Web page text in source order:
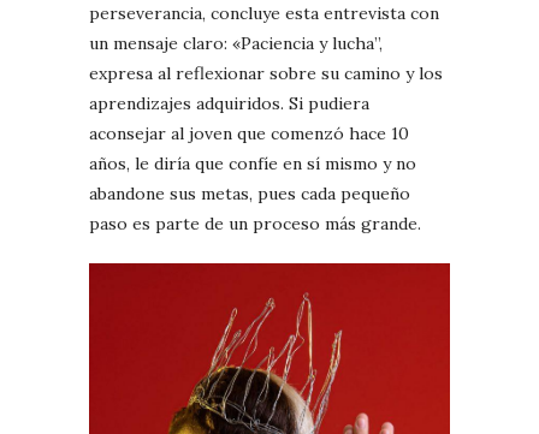
perseverancia, concluye esta entrevista con
un mensaje claro: «Paciencia y lucha”,
expresa al reflexionar sobre su camino y los
aprendizajes adquiridos. Si pudiera
aconsejar al joven que comenzó hace 10
años, le diría que confíe en sí mismo y no
abandone sus metas, pues cada pequeño
paso es parte de un proceso más grande.